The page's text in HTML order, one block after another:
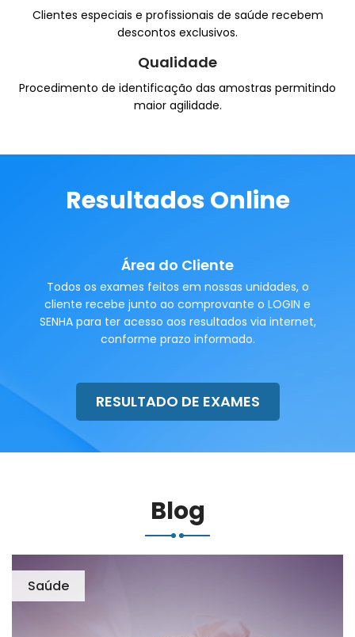
Clientes especiais e profissionais de saúde recebem
descontos exclusivos.
Qualidade
Procedimento de identificação das amostras permitindo
maior agilidade.
Resultados Online
Área do Cliente
Todos os exames feitos em nossas unidades, o
cliente recebe junto ao comprovante o LOGIN e
SENHA para ter acesso aos resultados via internet,
conforme prazo informado.
RESULTADO DE EXAMES
Blog
Saúde